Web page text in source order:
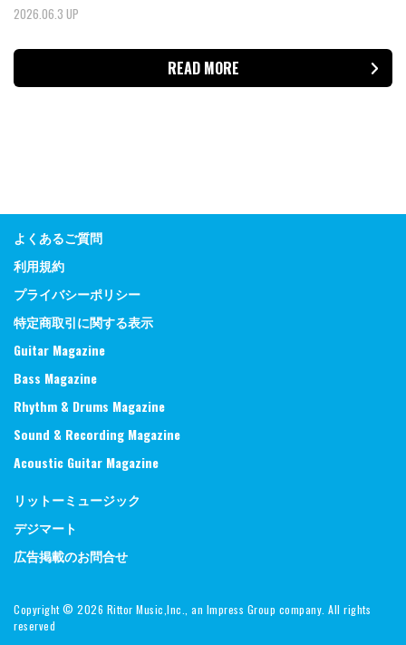
2026.06.3 UP
READ MORE
よくあるご質問
利用規約
プライバシーポリシー
特定商取引に関する表示
Guitar Magazine
Bass Magazine
Rhythm & Drums Magazine
Sound & Recording Magazine
Acoustic Guitar Magazine
リットーミュージック
デジマート
広告掲載のお問合せ
Copyright © 2026 Rittor Music,Inc., an Impress Group company. All rights
reserved